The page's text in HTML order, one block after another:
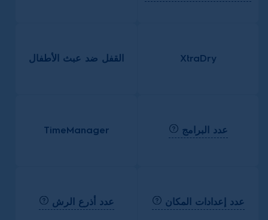
XtraDry القفل ضد عبث الأطفال
عدد البرامج TimeManager
عدد إعدادات المكان عدد أذرع الرش